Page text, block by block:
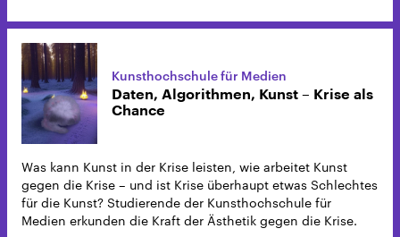
Kunsthochschule für Medien
Daten, Algorithmen, Kunst – Krise als
Chance
Was kann Kunst in der Krise leisten, wie arbeitet Kunst
gegen die Krise – und ist Krise überhaupt etwas Schlechtes
für die Kunst? Studierende der Kunsthochschule für
Medien erkunden die Kraft der Ästhetik gegen die Krise.